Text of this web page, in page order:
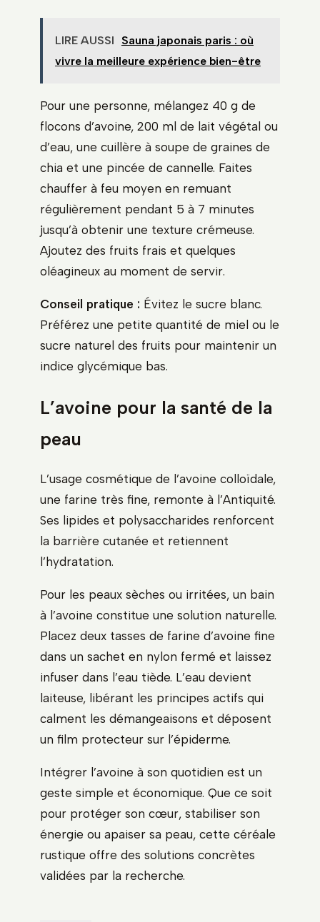
LIRE AUSSI
Sauna japonais paris : où
vivre la meilleure expérience bien-être
Pour une personne, mélangez 40 g de
flocons d’avoine, 200 ml de lait végétal ou
d’eau, une cuillère à soupe de graines de
chia et une pincée de cannelle. Faites
chauffer à feu moyen en remuant
régulièrement pendant 5 à 7 minutes
jusqu’à obtenir une texture crémeuse.
Ajoutez des fruits frais et quelques
oléagineux au moment de servir.
Conseil pratique : Évitez le sucre blanc.
Préférez une petite quantité de miel ou le
sucre naturel des fruits pour maintenir un
indice glycémique bas.
L’avoine pour la santé de la
peau
L’usage cosmétique de l’avoine colloïdale,
une farine très fine, remonte à l’Antiquité.
Ses lipides et polysaccharides renforcent
la barrière cutanée et retiennent
l’hydratation.
Pour les peaux sèches ou irritées, un bain
à l’avoine constitue une solution naturelle.
Placez deux tasses de farine d’avoine fine
dans un sachet en nylon fermé et laissez
infuser dans l’eau tiède. L’eau devient
laiteuse, libérant les principes actifs qui
calment les démangeaisons et déposent
un film protecteur sur l’épiderme.
Intégrer l’avoine à son quotidien est un
geste simple et économique. Que ce soit
pour protéger son cœur, stabiliser son
énergie ou apaiser sa peau, cette céréale
rustique offre des solutions concrètes
validées par la recherche.